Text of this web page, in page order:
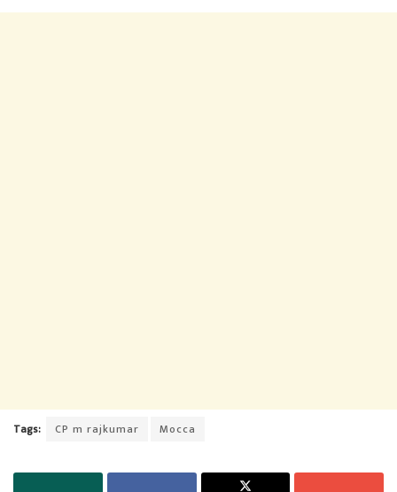
Tags: CP m rajkumar Mocca